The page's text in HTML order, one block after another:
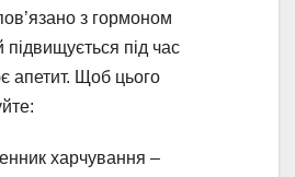
з гормоном
підвищується під час
апетит. Щоб цього
харчування –